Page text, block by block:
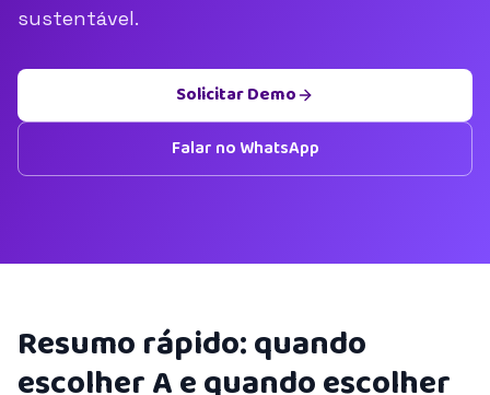
sustentável.
Solicitar Demo
Falar no WhatsApp
Resumo rápido: quando
escolher A e quando escolher